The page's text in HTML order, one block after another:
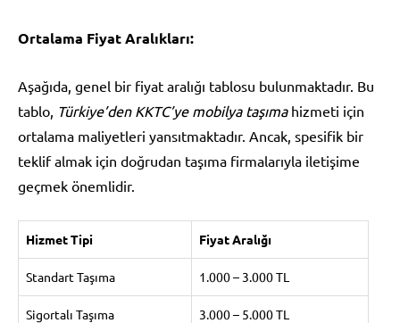
Ortalama Fiyat Aralıkları:
Aşağıda, genel bir fiyat aralığı tablosu bulunmaktadır. Bu
tablo, Türkiye’den KKTC’ye mobilya taşımahizmeti için
ortalama maliyetleri yansıtmaktadır. Ancak, spesifik bir
teklif almak için doğrudan taşıma firmalarıyla iletişime
geçmek önemlidir.
Hizmet Tipi Fiyat Aralığı
Standart Taşıma 1.000 – 3.000 TL
Sigortalı Taşıma 3.000 – 5.000 TL